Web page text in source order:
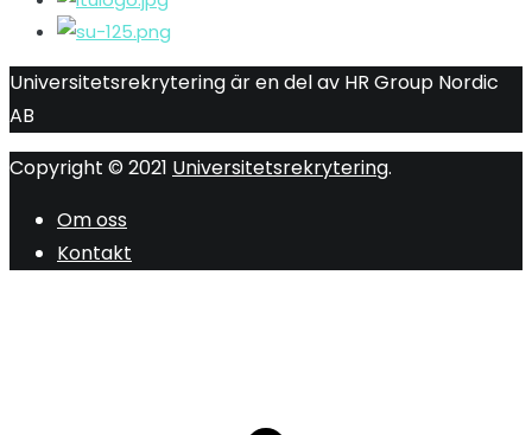
Universitetsrekrytering är en del av HR Group Nordic
AB
Copyright © 2021 Universitetsrekrytering.
Om oss
Kontakt